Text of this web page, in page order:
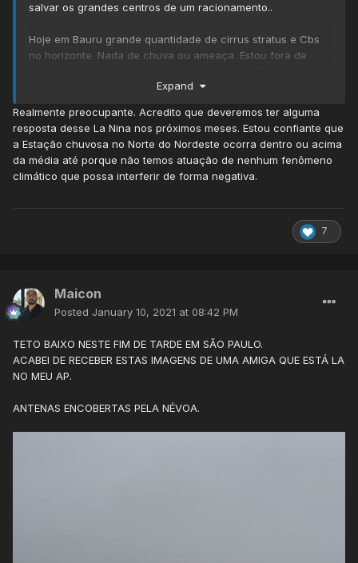
Hoje temos mais um dia típico de verão, com sol, calor
e muitas nuvens pela tarde (foto). Deve chover com raios
nas próximas horas:
salvar os grandes centros de um racionamento..
Hoje em Bauru grande quantidade de cirrus stratus e Cbs
no horizonte. Nada de chuva ou ameaça. Estou fora de
A imagem de satélite tá bonita!
Expand
Realmente preocupante. Acredito que deveremos ter alguma
resposta desse La Nina nos próximos meses. Estou confiante que
a Estação chuvosa no Norte do Nordeste ocorra dentro ou acima
da média até porque não temos atuação de nenhum fenômeno
climático que possa interferir de forma negativa.
7
Maicon
Posted January 10, 2021 at 08:42 PM
TETO BAIXO NESTE FIM DE TARDE EM SÃO PAULO.
ACABEI DE RECEBER ESTAS IMAGENS DE UMA AMIGA QUE ESTÁ LA
NO MEU AP.
ANTENAS ENCOBERTAS PELA NÉVOA.